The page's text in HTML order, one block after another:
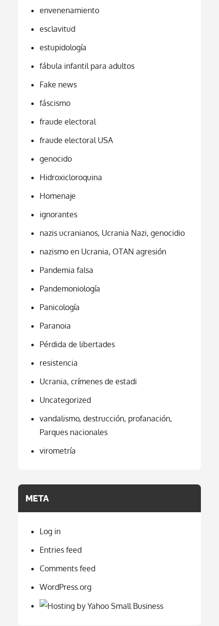
envenenamiento
esclavitud
estupidología
fábula infantil para adultos
Fake news
fáscismo
fraude electoral
fraude electoral USA
genocido
Hidroxicloroquina
Homenaje
ignorantes
nazis ucranianos, Ucrania Nazi, genocidio
nazismo en Ucrania, OTAN agresión
Pandemia falsa
Pandemoniología
Panicología
Paranoia
Pérdida de libertades
resistencia
Ucrania, crímenes de estadi
Uncategorized
vandalismo, destrucción, profanación,
Parques nacionales
virometría
META
Log in
Entries feed
Comments feed
WordPress.org